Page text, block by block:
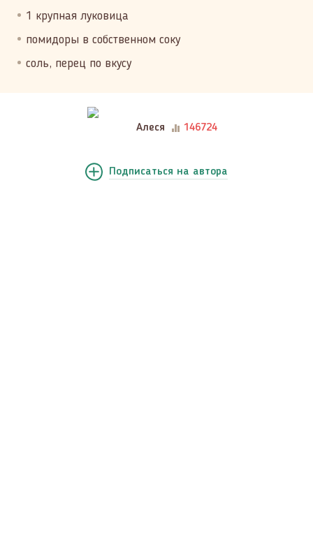
1 крупная луковица
помидоры в собственном соку
соль, перец по вкусу
Алеся 146724
Подписаться на автора